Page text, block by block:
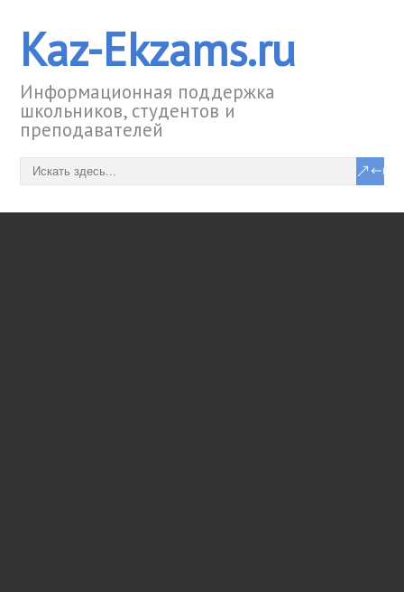
Kaz-Ekzams.ru
Информационная поддержка
школьников, студентов и
преподавателей